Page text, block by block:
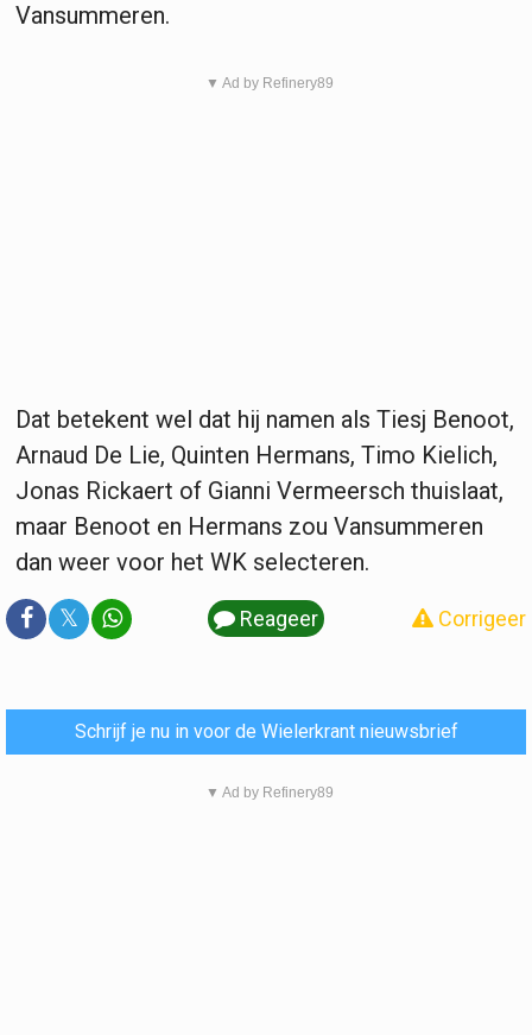
Vansummeren.
▼ Ad by Refinery89
Dat betekent wel dat hij namen als Tiesj Benoot,
Arnaud De Lie, Quinten Hermans, Timo Kielich,
Jonas Rickaert of Gianni Vermeersch thuislaat,
maar Benoot en Hermans zou Vansummeren
dan weer voor het WK selecteren.
𝕏 Reageer Corrigeer
Schrijf je nu in voor de Wielerkrant nieuwsbrief
▼ Ad by Refinery89